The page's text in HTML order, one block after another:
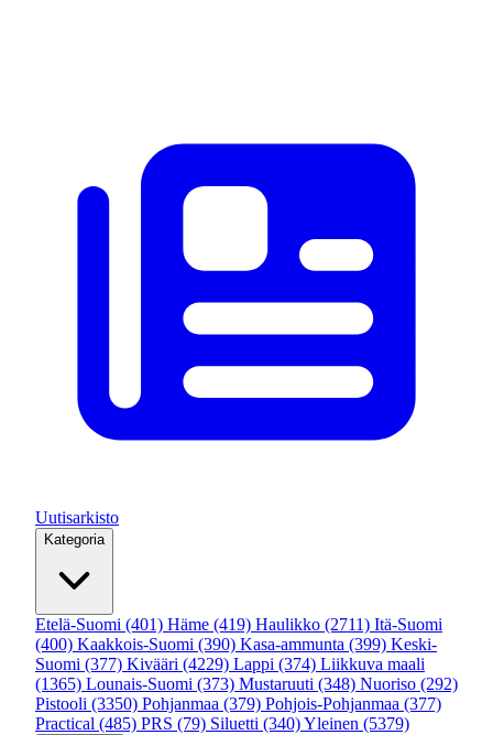
Uutisarkisto
Kategoria
Etelä-Suomi (401) Häme (419) Haulikko (2711) Itä-Suomi
(400) Kaakkois-Suomi (390) Kasa-ammunta (399) Keski-
Suomi (377) Kivääri (4229) Lappi (374) Liikkuva maali
(1365) Lounais-Suomi (373) Mustaruuti (348) Nuoriso (292)
Pistooli (3350) Pohjanmaa (379) Pohjois-Pohjanmaa (377)
Practical (485) PRS (79) Siluetti (340)Yleinen (5379)